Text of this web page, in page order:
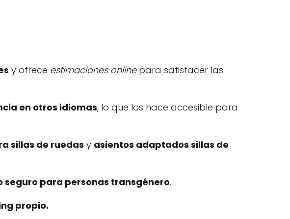
y ofrece estimaciones onlinepara satisfacer las
en otros idiomas, lo que los hace accesible para
sillas de ruedas y asientos adaptados sillas de
seguro para personas transgénero.
propio.